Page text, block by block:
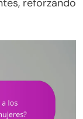
reforzando